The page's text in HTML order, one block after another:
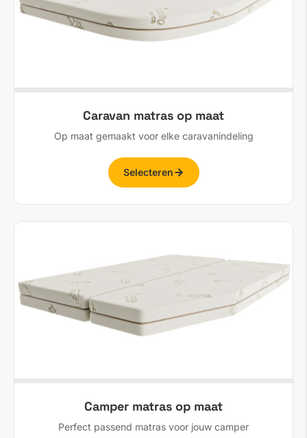
Caravan matras op maat
Op maat gemaakt voor elke caravanindeling
Selecteren
Camper matras op maat
Perfect passend matras voor jouw camper